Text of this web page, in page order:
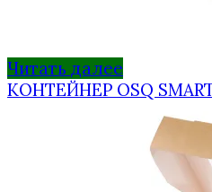
Читать далее
КОНТЕЙНЕР OSQ